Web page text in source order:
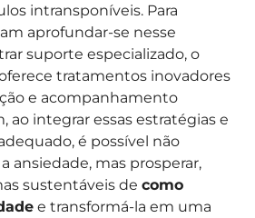
intransponíveis. Para
aprofundar-se nesse
suporte especializado, o
tratamentos inovadores
e acompanhamento
ao integrar essas estratégias e
é possível não
ansiedade, mas prosperar,
sustentáveis de como
e transformá-la em uma